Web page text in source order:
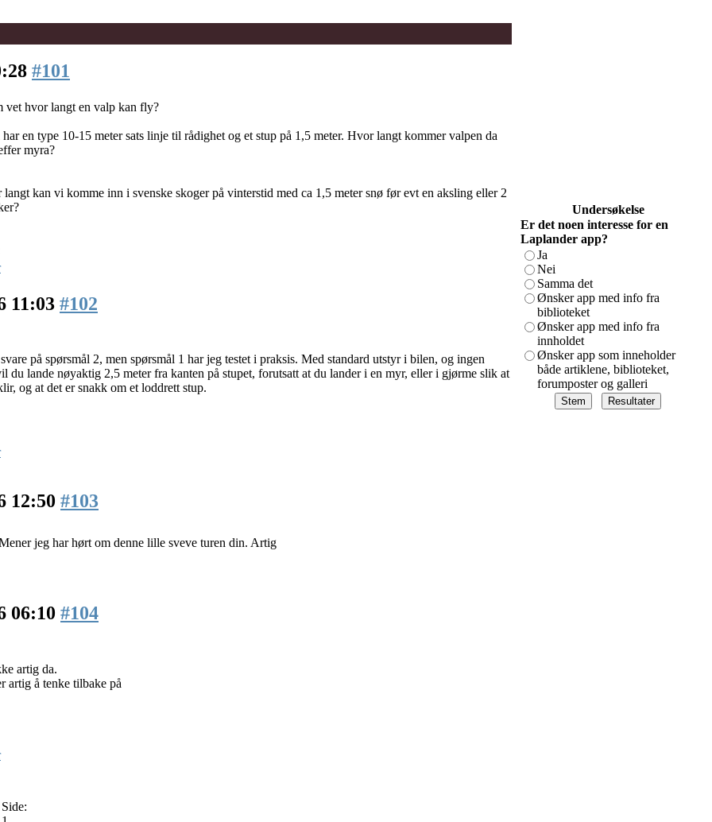
#101
vet hvor langt en valp kan fly?
en type 10-15 meter sats linje til rådighet og et stup på 1,5 meter. Hvor langt kommer valpen da
myra?
kan vi komme inn i svenske skoger på vinterstid med ca 1,5 meter snø før evt en aksling eller 2
11:03 #102
på spørsmål 2, men spørsmål 1 har jeg testet i praksis. Med standard utstyr i bilen, og ingen
du lande nøyaktig 2,5 meter fra kanten på stupet, forutsatt at du lander i en myr, eller i gjørme slik at
og at det er snakk om et loddrett stup.
12:50 #103
jeg har hørt om denne lille sveve turen din. Artig
06:10 #104
artig da.
artig å tenke tilbake på
Side:
Undersøkelse
Er det noen interesse for en
Laplander app?
Ja
Nei
Samma det
Ønsker app med info fra
biblioteket
Ønsker app med info fra
innholdet
Ønsker app som inneholder
både artiklene, biblioteket,
forumposter og galleri